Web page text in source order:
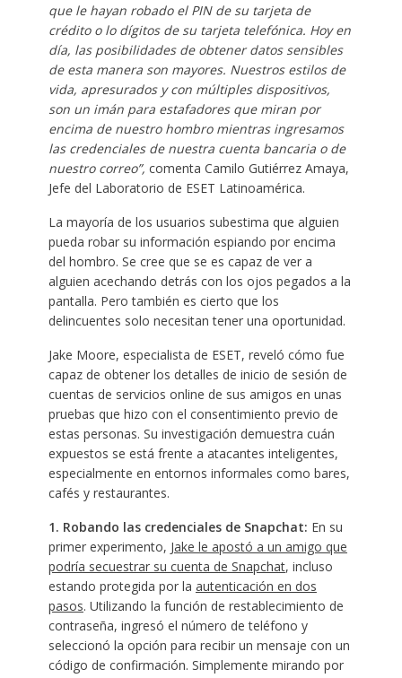
que le hayan robado el PIN de su tarjeta de
crédito o lo dígitos de su tarjeta telefónica. Hoy en
día, las posibilidades de obtener datos sensibles
de esta manera son mayores. Nuestros estilos de
vida, apresurados y con múltiples dispositivos,
son un imán para estafadores que miran por
encima de nuestro hombro mientras ingresamos
las credenciales de nuestra cuenta bancaria o de
nuestro correo”, comenta Camilo Gutiérrez Amaya,
Jefe del Laboratorio de ESET Latinoamérica.
La mayoría de los usuarios subestima que alguien
pueda robar su información espiando por encima
del hombro. Se cree que se es capaz de ver a
alguien acechando detrás con los ojos pegados a la
pantalla. Pero también es cierto que los
delincuentes solo necesitan tener una oportunidad.
Jake Moore, especialista de ESET, reveló cómo fue
capaz de obtener los detalles de inicio de sesión de
cuentas de servicios online de sus amigos en unas
pruebas que hizo con el consentimiento previo de
estas personas. Su investigación demuestra cuán
expuestos se está frente a atacantes inteligentes,
especialmente en entornos informales como bares,
cafés y restaurantes.
1. Robando las credenciales de Snapchat: En su
primer experimento, Jake le apostó a un amigo que
podría secuestrar su cuenta de Snapchat, incluso
estando protegida por la autenticación en dos
pasos. Utilizando la función de restablecimiento de
contraseña, ingresó el número de teléfono y
seleccionó la opción para recibir un mensaje con un
código de confirmación. Simplemente mirando por